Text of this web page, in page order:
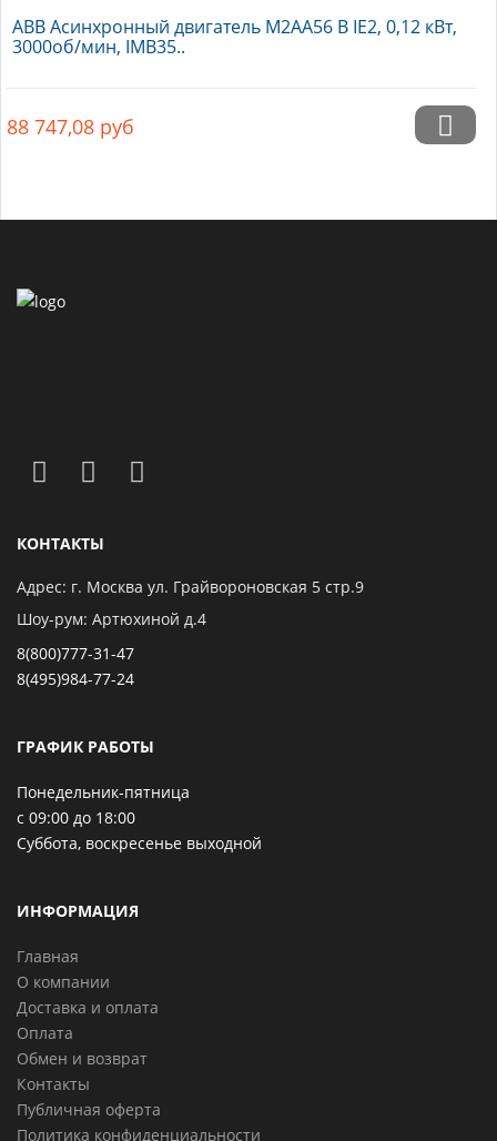
ABB Асинхронный двигатель M2AA56 B IE2, 0,12 кВт,
3000об/мин, IMB35..
88 747,08 руб
КОНТАКТЫ
Адрес: г. Москва ул. Грайвороновская 5 стр.9
Шоу-рум: Артюхиной д.4
8(800)777-31-47
8(495)984-77-24
ГРАФИК РАБОТЫ
Понедельник-пятница
с 09:00 до 18:00
Суббота, воскресенье выходной
ИНФОРМАЦИЯ
Главная
О компании
Доставка и оплата
Оплата
Обмен и возврат
Контакты
Публичная оферта
Политика конфиденциальности